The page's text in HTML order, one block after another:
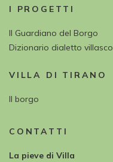
I PROGETTI
Il Guardiano del Borgo
Dizionario dialetto villasco
VILLA DI TIRANO
Il borgo
CONTATTI
La pieve di Villa